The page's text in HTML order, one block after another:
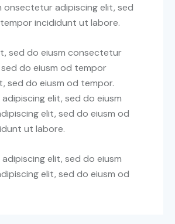
onsectetur adipiscing elit, sed
incididunt ut labore.
sed do eiusm consectetur
do eiusm od tempor
sed do eiusm od tempor.
elit, sed do eiusm
elit, sed do eiusm od
ut labore.
elit, sed do eiusm
elit, sed do eiusm od